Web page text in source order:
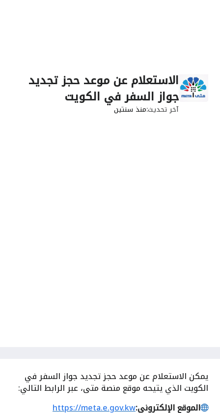
الاستعلام عن موعد حجز تجديد
جواز السفر في الكويت
آخر تحديثمنذ سنتين
يمكن الاستعلام عن موعد حجز تجديد جواز السفر في
الكويت الذي يتيحه موقع منصة متى، عبر الرابط التالي:
الموقع الإلكتروني:https://meta.e.gov.kw